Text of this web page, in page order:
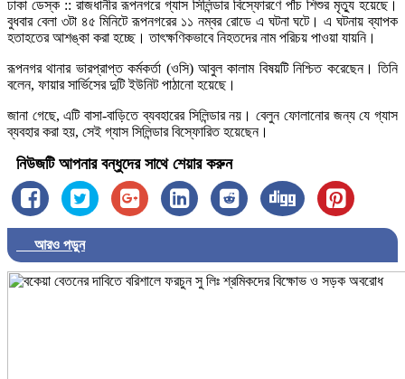
ঢাকা ডেস্ক :: রাজধানীর রূপনগরে গ্যাস সিলিন্ডার বিস্ফোরণে পাঁচ শিশুর মৃত্যু হয়েছে।
বুধবার বেলা ৩টা ৪৫ মিনিটে রূপনগরের ১১ নম্বর রোডে এ ঘটনা ঘটে। এ ঘটনায় ব্যাপক
হতাহতের আশঙ্কা করা হচ্ছে। তাৎক্ষণিকভাবে নিহতদের নাম পরিচয় পাওয়া যায়নি।
রূপনগর থানার ভারপ্রাপ্ত কর্মকর্তা (ওসি) আবুল কালাম বিষয়টি নিশ্চিত করেছেন। তিনি
বলেন, ফায়ার সার্ভিসের দুটি ইউনিট পাঠানো হয়েছে।
জানা গেছে, এটি বাসা-বাড়িতে ব্যবহারের সিলিন্ডার নয়। বেলুন ফোলানোর জন্য যে গ্যাস
ব্যবহার করা হয়, সেই গ্যাস সিলিন্ডার বিস্ফোরিত হয়েছেন।
নিউজটি আপনার বন্ধুদের সাথে শেয়ার করুন
আরও পড়ুন